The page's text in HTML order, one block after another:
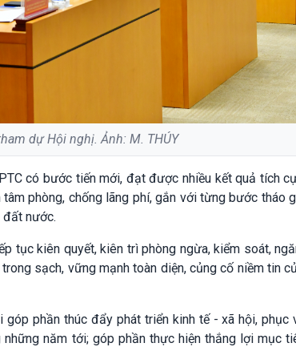
dự Hội nghị. Ảnh: M. THÚY
có bước tiến mới, đạt được nhiều kết quả tích
phòng, chống lãng phí, gắn với từng bước tháo
đất nước.
tục kiên quyết, kiên trì phòng ngừa, kiểm soát,
sạch, vững mạnh toàn diện, củng cố niềm tin
góp phần thúc đẩy phát triển kinh tế - xã hội, phục
năm tới; góp phần thực hiện thắng lợi mục